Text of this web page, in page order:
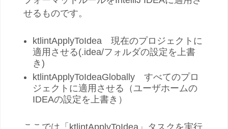
せるものです。
ktlintApplyToIdea 現在のプロジェクトに
適用させる(.idea/フォルダの設定を上書
き)
ktlintApplyToIdeaGlobally すべてのプロ
ジェクトに適用させる（ユーザホームの
IDEAの設定を上書き）